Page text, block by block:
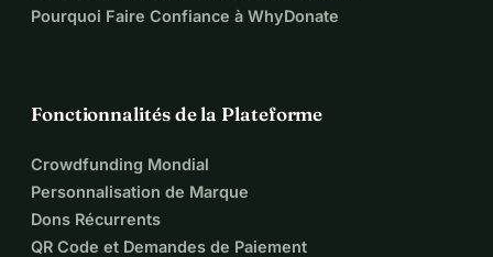
Pourquoi Faire Confiance à WhyDonate
Fonctionnalités de la Plateforme
Crowdfunding Mondial
Personnalisation de Marque
Dons Récurrents
QR Code et Demandes de Paiement